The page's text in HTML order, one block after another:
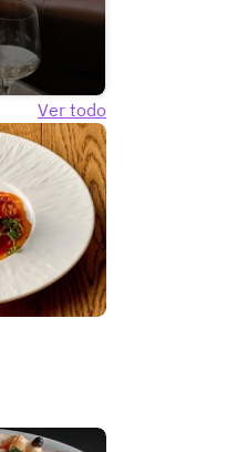
Ver todo